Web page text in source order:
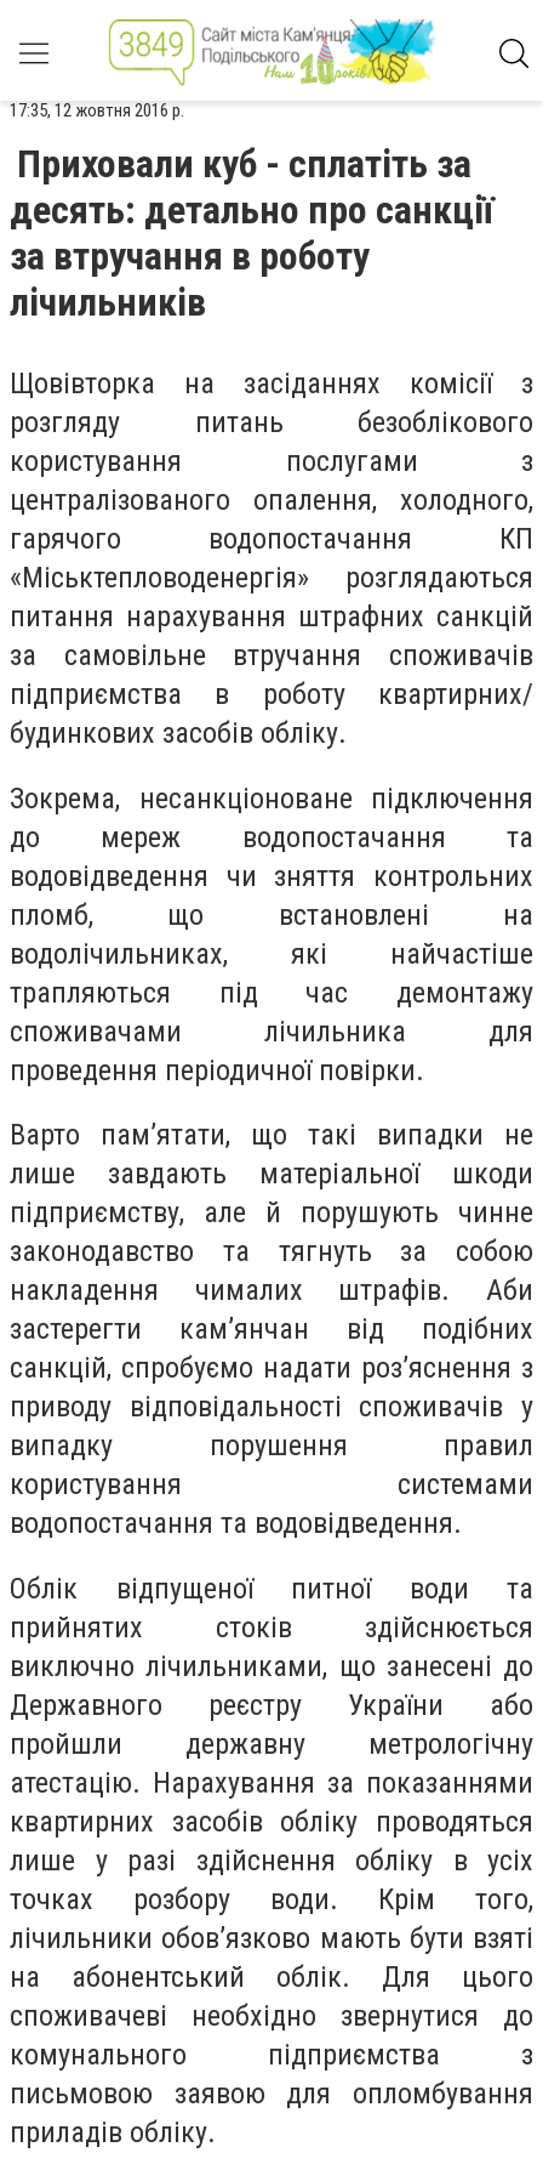
17:35, 12 жовтня 2016 р.
Приховали куб - сплатіть за
десять: детально про санкції
за втручання в роботу
лічильників
Щовівторка на засіданнях комісії з
розгляду питань безоблікового
користування послугами з
централізованого опалення, холодного,
гарячого водопостачання КП
«Міськтепловоденергія» розглядаються
питання нарахування штрафних санкцій
за самовільне втручання споживачів
підприємства в роботу квартирних/
будинкових засобів обліку.
Зокрема, несанкціоноване підключення
до мереж водопостачання та
водовідведення чи зняття контрольних
пломб, що встановлені на
водолічильниках, які найчастіше
трапляються під час демонтажу
споживачами лічильника для
проведення періодичної повірки.
Варто пам’ятати, що такі випадки не
лише завдають матеріальної шкоди
підприємству, але й порушують чинне
законодавство та тягнуть за собою
накладення чималих штрафів. Аби
застерегти кам’янчан від подібних
санкцій, спробуємо надати роз’яснення з
приводу відповідальності споживачів у
випадку порушення правил
користування системами
водопостачання та водовідведення.
Облік відпущеної питної води та
прийнятих стоків здійснюється
виключно лічильниками, що занесені до
Державного реєстру України або
пройшли державну метрологічну
атестацію. Нарахування за показаннями
квартирних засобів обліку проводяться
лише у разі здійснення обліку в усіх
точках розбору води. Крім того,
лічильники обов’язково мають бути взяті
на абонентський облік. Для цього
споживачеві необхідно звернутися до
комунального підприємства з
письмовою заявою для опломбування
приладів обліку.